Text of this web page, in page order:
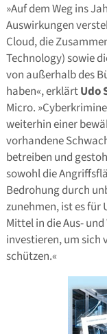
»Auf dem Weg ins
Auswirkungen
Cloud, die
Technology) sowie
von außerhalb des
haben«, erklärtUdo
Micro.
weiterhin einer
vorhandene
betreiben und
sowohl die
Bedrohung durch
zunehmen, ist es
Mittel in die Aus-
investieren, um sich
schützen.«